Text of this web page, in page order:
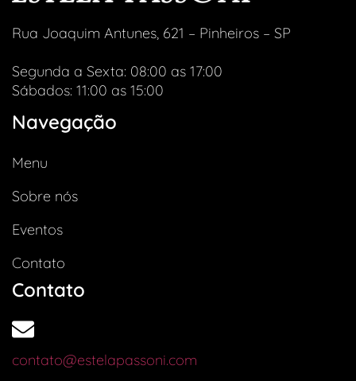
Rua Joaquim Antunes, 621 – Pinheiros – SP
Segunda a Sexta: 08:00 as 17:00
Sábados: 11:00 as 15:00
Navegação
Menu
Sobre nós
Eventos
Contato
Contato
contato@estelapassoni.com